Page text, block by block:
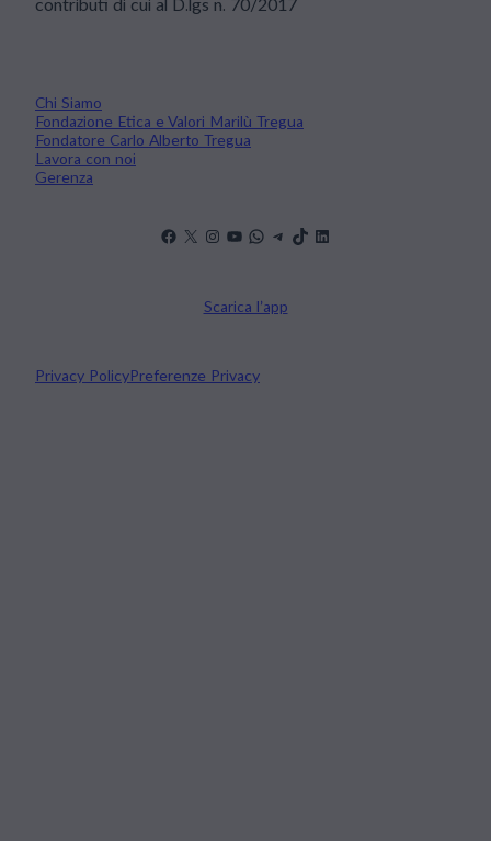
Chi Siamo
Fondazione Etica e Valori Marilù Tregua
Fondatore Carlo Alberto Tregua
Lavora con noi
Gerenza
Scarica l’app
Privacy PolicyPreferenze Privacy